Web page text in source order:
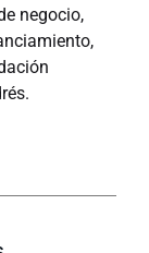
negocio,